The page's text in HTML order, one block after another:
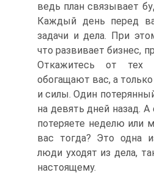
ведь план связывает
Каждый день перед
задачи и дела. При
что развивает бизнес,
Откажитесь от тех
обогащают вас, а
и силы. Один
на девять дней назад.
потеряете неделю или
вас тогда? Это одна
люди уходят из дела,
настоящему.